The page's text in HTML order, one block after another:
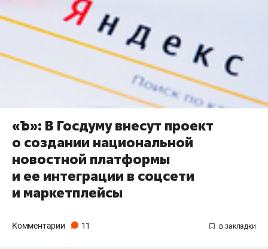
«Ъ»: В Госдуму внесут проект
о создании национальной
новостной платформы
и ее интеграции в соцсети
и маркетплейсы
Комментарии 11